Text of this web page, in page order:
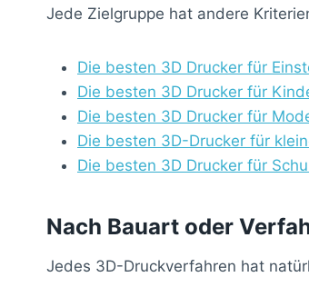
Jede Zielgruppe hat andere
Die besten 3D Drucker für
Die besten 3D Drucker für
Die besten 3D Drucker für
Die besten 3D-Drucker für
Die besten 3D Drucker für
Nach Bauart oder
Jedes 3D-Druckverfahren hat